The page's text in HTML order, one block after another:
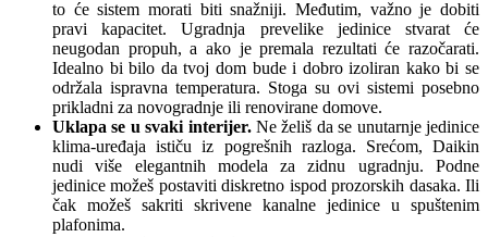
to će sistem morati biti snažniji. Međutim, važno je dobiti
pravi kapacitet. Ugradnja prevelike jedinice stvarat će
neugodan propuh, a ako je premala rezultati će razočarati.
Idealno bi bilo da tvoj dom bude i dobro izoliran kako bi se
održala ispravna temperatura. Stoga su ovi sistemi posebno
prikladni za novogradnje ili renovirane domove.
Uklapa se u svaki interijer.Ne želiš da se unutarnje jedinice
klima-uređaja ističu iz pogrešnih razloga. Srećom, Daikin
nudi više elegantnih modela za zidnu ugradnju. Podne
jedinice možeš postaviti diskretno ispod prozorskih dasaka. Ili
čak možeš sakriti skrivene kanalne jedinice u spuštenim
plafonima.